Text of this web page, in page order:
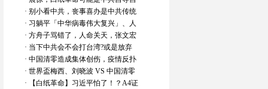
· 别小看中共，丧事喜办是中共传统
· 习躺平「中华病毒伟大复兴」、人
· 方舟子骂错了，人命关天，张文宏
· 当下中共会不会打台湾?或是放弃
· 中国清零造成集体创伤，疫情反扑
· 世界盃梅西、刘晓波 VS 中国清零
· 【白纸革命】习近平怕了！？A4证